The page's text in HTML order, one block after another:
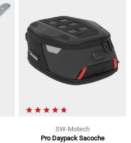
SW-Motech
Pro Daypack Sacoche